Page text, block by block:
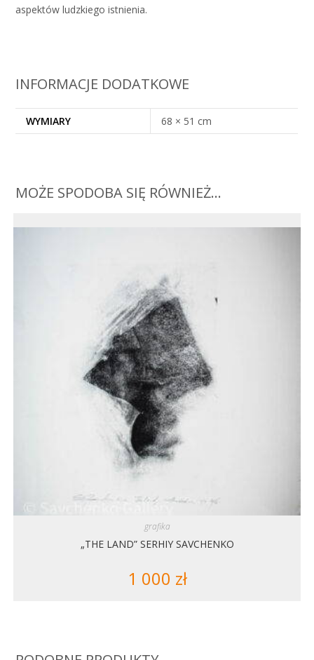
aspektów ludzkiego istnienia.
INFORMACJE DODATKOWE
WYMIARY 68 × 51 cm
MOŻE SPODOBA SIĘ RÓWNIEŻ…
grafika
„THE LAND” SERHIY SAVCHENKO
1 000 zł